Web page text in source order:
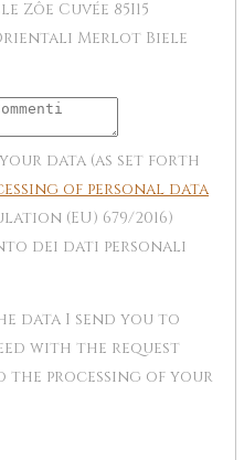
Zôe Cuvée 85I15
Merlot Biele
your data (as set forth
of personal data
(EU) 679/2016)
dei dati personali
data I send you to
with the request
the processing of your